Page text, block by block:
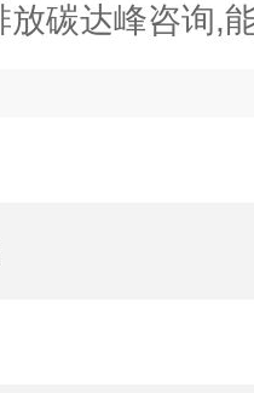
碳达峰咨询,能源与双